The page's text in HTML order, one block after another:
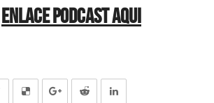
ENLACE PODCAST AQUI